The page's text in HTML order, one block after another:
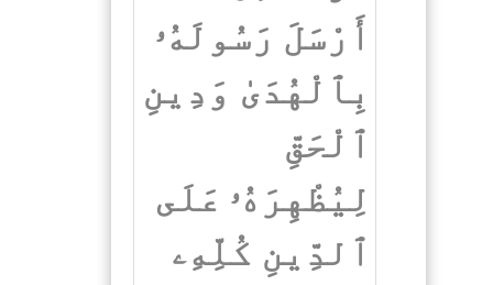
أَرْسَلَ رَسُولَهُۥ
بِٱلْهُدَىٰ وَدِينِ
ٱلْحَقِّ
لِيُظْهِرَهُۥ عَلَى
ٱلدِّينِ كُلِّهِۦ